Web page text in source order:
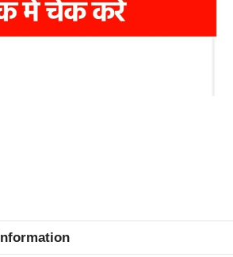
Information